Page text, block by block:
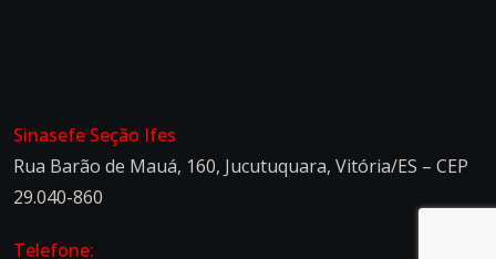
Sinasefe Seção Ifes
Rua Barão de Mauá, 160, Jucutuquara, Vitória/ES – CEP
29.040-860
Telefone: